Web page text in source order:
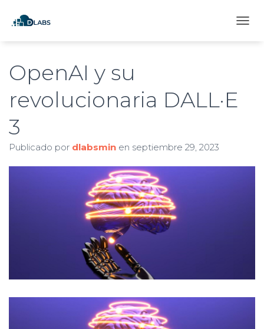
OpenAI y su
revolucionaria DALL·E
3
Publicado por dlabsmin en septiembre 29, 2023